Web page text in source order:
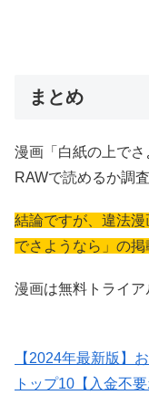
まとめ
漫画「白紙の上で
RAWで読めるか調
結論ですが、違法
でさようなら」の掲
漫画は無料トライア
【2024年最新版】
トップ10【入金不